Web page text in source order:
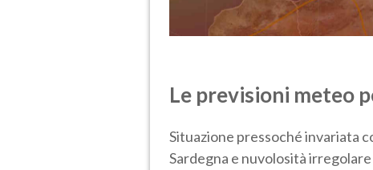
Le previsioni meteo
Situazione pressoché invariata
Sardegna e nuvolosità